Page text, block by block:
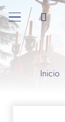
Inicio